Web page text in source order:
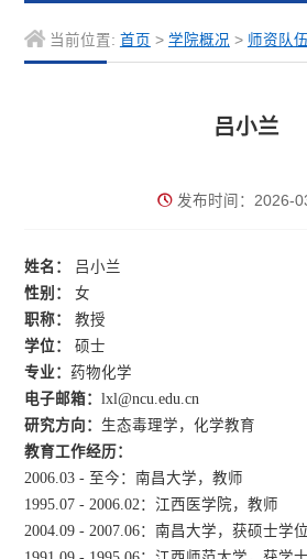
当前位置: 首页 > 学院概况 > 师资队伍
吕小兰
发布时间：2026-
姓名：
吕小兰
性别：
女
职称：
教授
学位：
硕士
专业： 药物化学
电子邮箱：lxl@ncu.edu.cn
研究方向： 生态毒理学，化学教育
教育工作经历：
2006.03 - 至今：南昌大学，教师
1995.07 - 2006.02：江西医学院，教师
2004.09 - 2007.06：南昌大学，获硕士学位